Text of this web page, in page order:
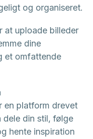
og organiseret.
at uploade billeder
dine
et omfattende
en platform drevet
din stil, følge
hente inspiration